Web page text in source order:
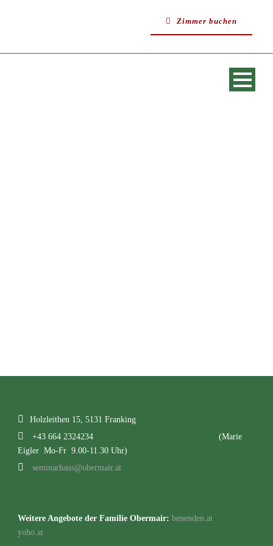
Zimmer buchen
Holzleithen 15, 5131 Franking
+43 664 2324234
(Marie
Eigler Mo-Fr 9.00-11.30 Uhr)
seminarhaus@obermair.at
Weitere Angebote der Familie Obermair: benenden.at
yoho.at